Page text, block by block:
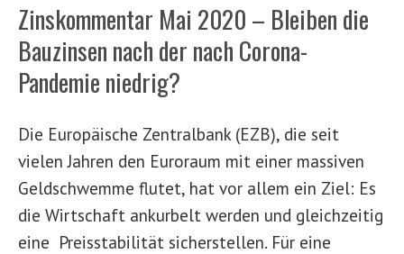
Zinskommentar Mai 2020 – Bleiben die
Bauzinsen nach der nach Corona-
Pandemie niedrig?
Die Europäische Zentralbank (EZB), die seit
vielen Jahren den Euroraum mit einer massiven
Geldschwemme flutet, hat vor allem ein Ziel: Es
die Wirtschaft ankurbelt werden und gleichzeitig
eine Preisstabilität sicherstellen. Für eine